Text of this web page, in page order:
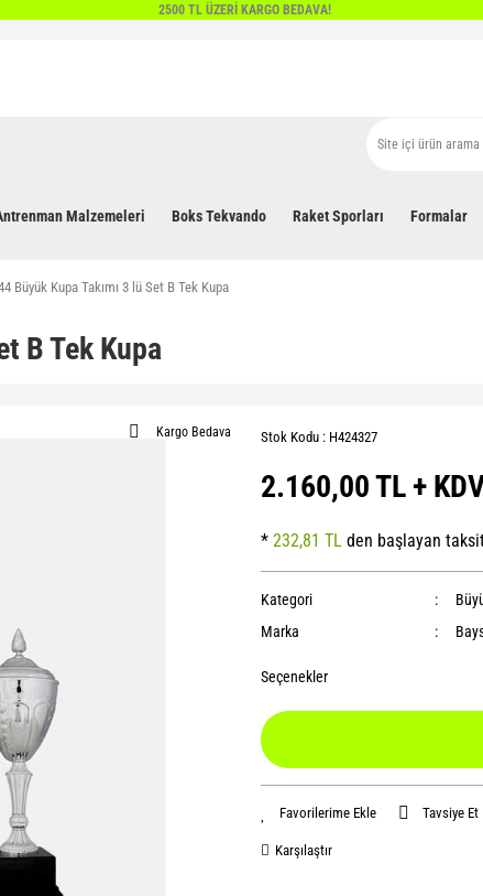
2500 TL ÜZERİ KARGO BEDAVA!
Malzemeleri Boks Tekvando Raket Sporları Formalar
Büyük Kupa Takımı 3 lü Set B Tek Kupa
B Tek Kupa
Kargo Bedava Stok Kodu : H424327
2.160,00 TL +
* 232,81 TL den başlayan
Kategori
Marka
Seçenekler
Tavsiye Et
Karşılaştır